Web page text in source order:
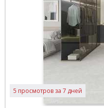
5 просмотров за 7 дней